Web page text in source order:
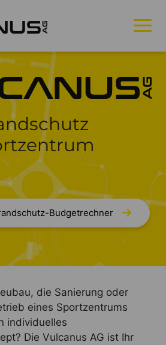
Budgetrechner
die Sanierung oder
eines Sportzentrums
individuelles
Die Vulcanus AG ist Ihr